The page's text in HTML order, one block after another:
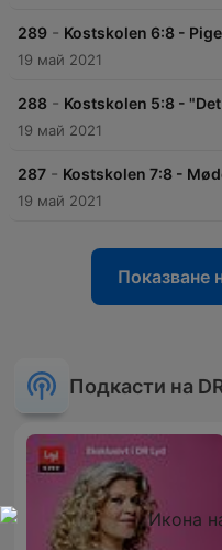
289 - Kostskolen 6:8 -
19 май 2021
288 - Kostskolen 5:8 -
19 май 2021
287 - Kostskolen 7:8 -
19 май 2021
Показване
Подкасти на